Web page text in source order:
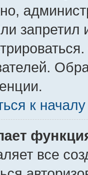
к началу
все